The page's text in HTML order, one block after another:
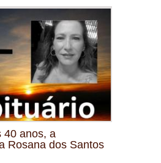
40 anos, a
Rosana dos Santos